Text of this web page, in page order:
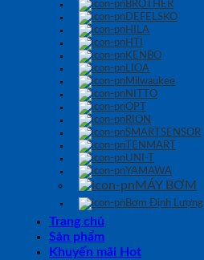
BROTHER
DEFELSKO
HILA
HTI
KENBO
LIOA
Milwaukee
NITTO
OPT
RION
SMARTSENSOR
TENMART
UNI-T
YAMAWA
MÁY BƠM
Bơm Định Lượng
Trang chủ
Sản phẩm
Khuyến mãi Hot